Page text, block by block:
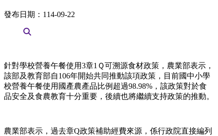
發布日期：114-09-22
針對學校營養午餐使用3章1Ｑ可溯源食材政策，農業部表示，
該部及教育部自106年開始共同推動該項政策，目前國中小學
校營養午餐使用國產農產品比例超過98.98%，該政策對於食
品安全及食農教育十分重要，後續也將繼續支持政策的推動。
農業部表示，過去章Q政策補助經費來源，係行政院直接編列